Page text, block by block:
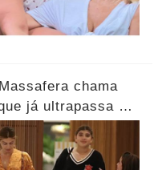
chama
já ultrapassa a